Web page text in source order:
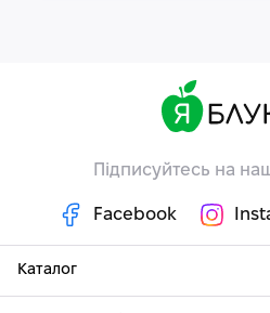
Підписуйтесь на
Facebook
Каталог